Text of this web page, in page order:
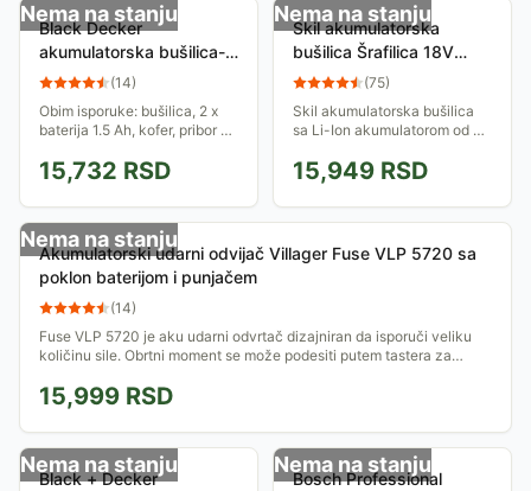
Nema na stanju
Black Decker
akumulatorska bušilica-­
odvijač BDCDC18K1BA
(14)
Obim isporuke: bušilica, 2 x
baterija 1.5 Ah, kofer, pribor 20
15,732 RSD
Nema na stanju
Skil akumulatorska
bušilica Šrafilica 18V
2532AA (75)
Skil akumulatorska bušilica
sa Li-Ion akumulatorom od po
glavu sa prihvatom od 10mm.
15,949 RSD
Nema na stanju
Akumulatorski udarni odvijač Villager Fuse VLP 5720 sa
poklon baterijom i punjačem
(14)
Fuse VLP 5720 je aku udarni odvrtač dizajniran da isporuči veliku
količinu sile. Obrtni moment se može podesiti putem tastera za
15,999 RSD
Nema na stanju
Black + Decker
Nema na stanju
Bosch Professional